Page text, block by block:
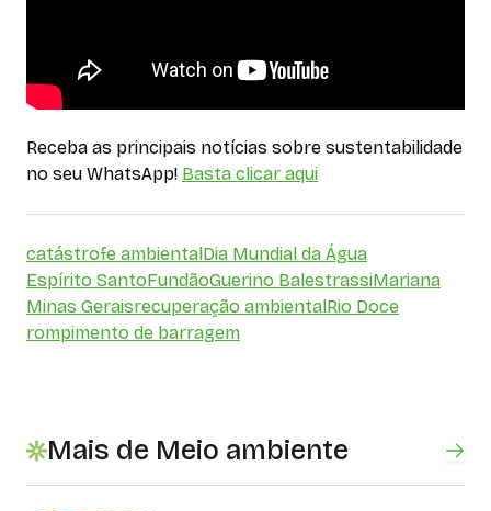
Receba as principais notícias sobre sustentabilidade
no seu WhatsApp! Basta clicar aqui
catástrofe ambientalDia Mundial da Água
Espírito SantoFundãoGuerino BalestrassiMariana
Minas Geraisrecuperação ambientalRio Doce
rompimento de barragem
Mais de Meio ambiente